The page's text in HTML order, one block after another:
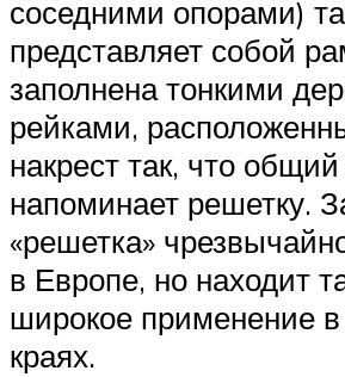
соседними опорами)
представляет собой
заполнена тонкими
рейками,
накрест так, что
напоминает решетку.
«решетка»
в Европе, но находит
широкое применение
краях.